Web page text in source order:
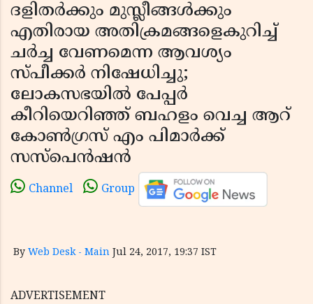
ദളിതര്‍ക്കും മുസ്ലീങ്ങള്‍ക്കും
എതിരായ അതിക്രമങ്ങളെകുറിച്ച്
ചര്‍ച്ച വേണമെന്ന ആവശ്യം
സ്പീക്കര്‍ നിഷേധിച്ചു;
ലോകസഭയില്‍ പേപ്പര്‍
കീറിയെറിഞ്ഞ് ബഹളം വെച്ച ആറ്
കോണ്‍ഗ്രസ് എം പിമാര്‍ക്ക്
സസ്‌പെന്‍ഷന്‍
Channel Group
By Web Desk - Main Jul 24, 2017, 19:37 IST
ADVERTISEMENT